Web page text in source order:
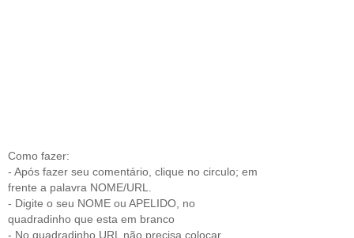
Como fazer:
- Após fazer seu comentário, clique no circulo; em
frente a palavra NOME/URL.
- Digite o seu NOME ou APELIDO, no
quadradinho que esta em branco
- No quadradinho URL não precisa colocar